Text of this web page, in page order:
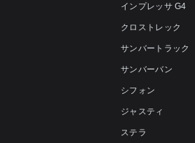
インプレッサ G4
クロストレック
サンバートラック
サンバーバン
シフォン
ジャスティ
ステラ